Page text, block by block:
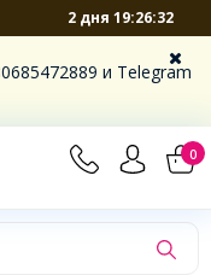
2 дня 19:26:31
и Telegram
0